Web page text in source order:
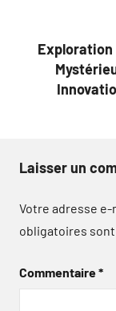
Exploration
Laisser un
Votre adresse e-
obligatoires
Commentaire*